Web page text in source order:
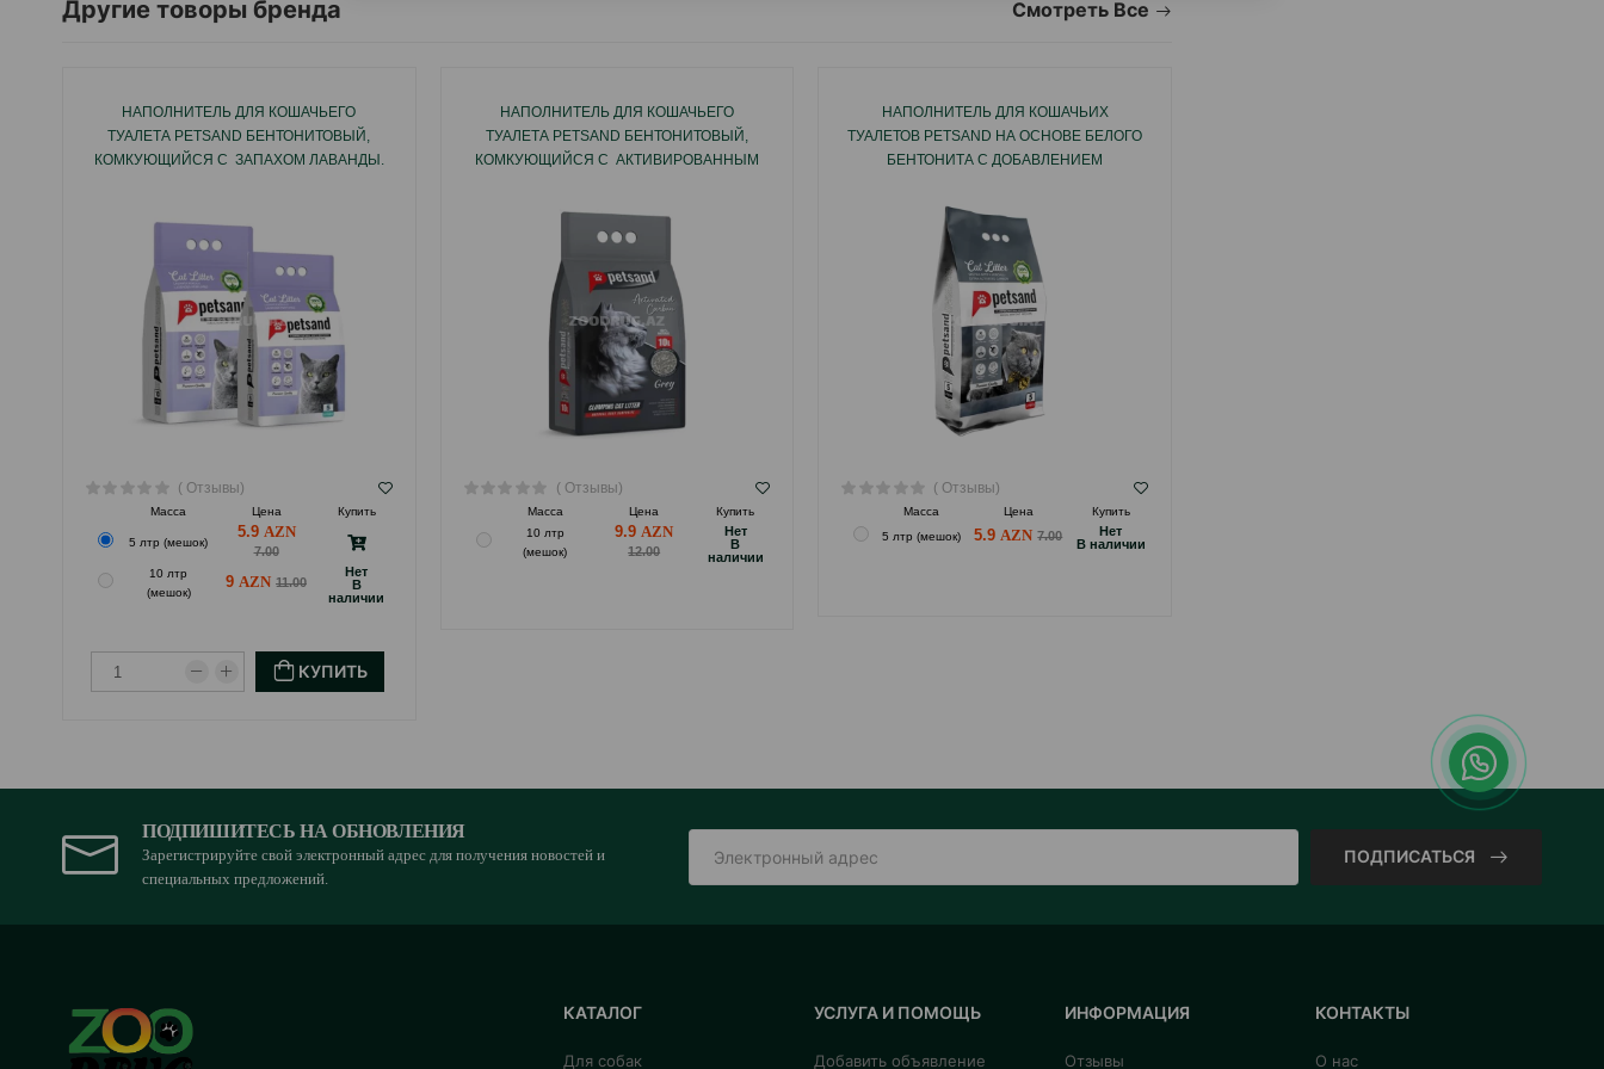
Другие товоры бренда Смотреть Все
НАПОЛНИТЕЛЬ ДЛЯ КОШАЧЬЕГО
ТУАЛЕТА PETSAND БЕНТОНИТОВЫЙ,
КОМКУЮЩИЙСЯ С ЗАПАХОМ ЛАВАНДЫ.
( Отзывы)
Масса Цена Купить
5 лтр (мешок)
5.9
7.00
10 лтр
(мешок)
9 11.00
Hет
B
наличии
КУПИТЬ
НАПОЛНИТЕЛЬ ДЛЯ КОШАЧЬЕГО
ТУАЛЕТА PETSAND БЕНТОНИТОВЫЙ,
КОМКУЮЩИЙСЯ С АКТИВИРОВАННЫМ
( Отзывы)
Масса Цена
Купить
10 лтр
(мешок)
9.9
12.00
Hет
B
наличии
НАПОЛНИТЕЛЬ ДЛЯ КОШАЧЬИХ
ТУАЛЕТОВ PETSAND НА ОСНОВЕ БЕЛОГО
БЕНТОНИТА С ДОБАВЛЕНИЕМ
( Отзывы)
Масса Цена
Купить
5 лтр (мешок)
5.9 7.00
Hет
B наличии
ПОДПИШИТЕСЬ НА ОБНОВЛЕНИЯ
Зарегистрируйте свой электронный адрес для получения новостей и
специальных предложений.
ПОДПИСАТЬСЯ
КАТАЛОГ
Для собак
УСЛУГА И ПОМОЩЬ
Добавить объявление
ИНФОРМАЦИЯ
Отзывы
КОНТАКТЫ
О нас